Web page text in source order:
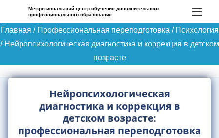
р
е
Межрегиональный центр обучения дополнительного
профессионального образования
Главная / Профессиональная переподготовка / Психология
/ Нейропсихологическая диагностика и коррекция в детском
возрасте
Нейропсихологическая
диагностика и коррекция в
детском возрасте:
профессиональная переподготовка